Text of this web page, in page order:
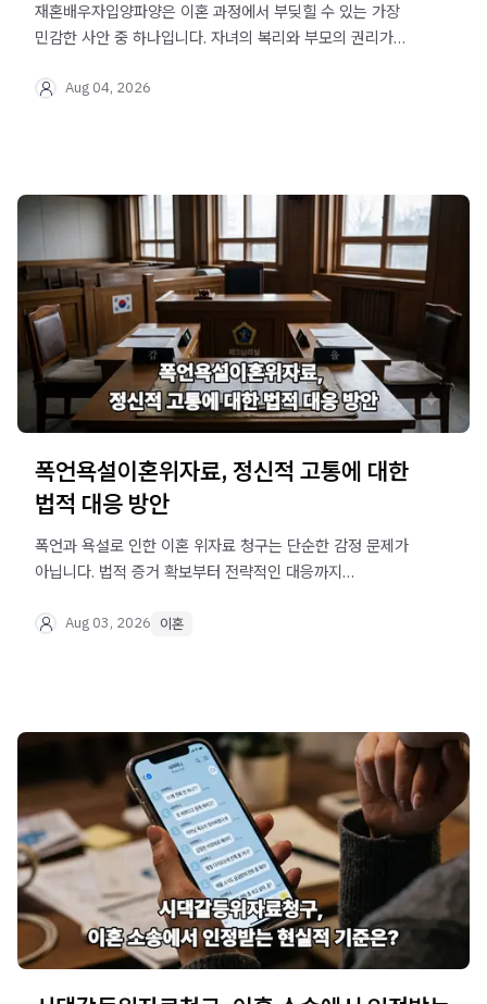
재혼배우자입양파양은 이혼 과정에서 부딪힐 수 있는 가장
민감한 사안 중 하나입니다. 자녀의 복리와 부모의 권리가
법률 정보를 제공합니다.
Aug 04, 2026
폭언욕설이혼위자료, 정신적 고통에 대한
법적 대응 방안
폭언과 욕설로 인한 이혼 위자료 청구는 단순한 감정 문제가
아닙니다. 법적 증거 확보부터 전략적인 대응까지
실질적인 해결책을 모색하는 방법을 제시합니다.
Aug 03, 2026 이혼